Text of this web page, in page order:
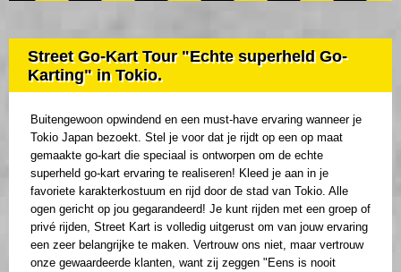
Street Go-Kart Tour "Echte superheld Go-
Karting" in Tokio.
Buitengewoon opwindend en een must-have ervaring wanneer je
Tokio Japan bezoekt. Stel je voor dat je rijdt op een op maat
gemaakte go-kart die speciaal is ontworpen om de echte
superheld go-kart ervaring te realiseren! Kleed je aan in je
favoriete karakterkostuum en rijd door de stad van Tokio. Alle
ogen gericht op jou gegarandeerd! Je kunt rijden met een groep of
privé rijden, Street Kart is volledig uitgerust om van jouw ervaring
een zeer belangrijke te maken. Vertrouw ons niet, maar vertrouw
onze gewaardeerde klanten, want zij zeggen "Eens is nooit